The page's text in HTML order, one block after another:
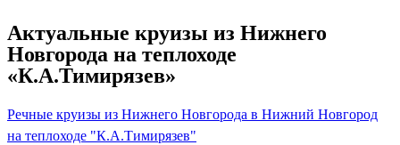
Актуальные круизы из Нижнего
Новгорода на теплоходе
«К.А.Тимирязев»
Речные круизы из Нижнего Новгорода в Нижний Новгород
на теплоходе "К.А.Тимирязев"